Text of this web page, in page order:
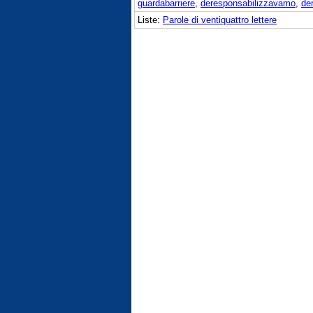
guardabarriere deresponsabilizzavamo
Liste: Parole di ventiquattro lettere